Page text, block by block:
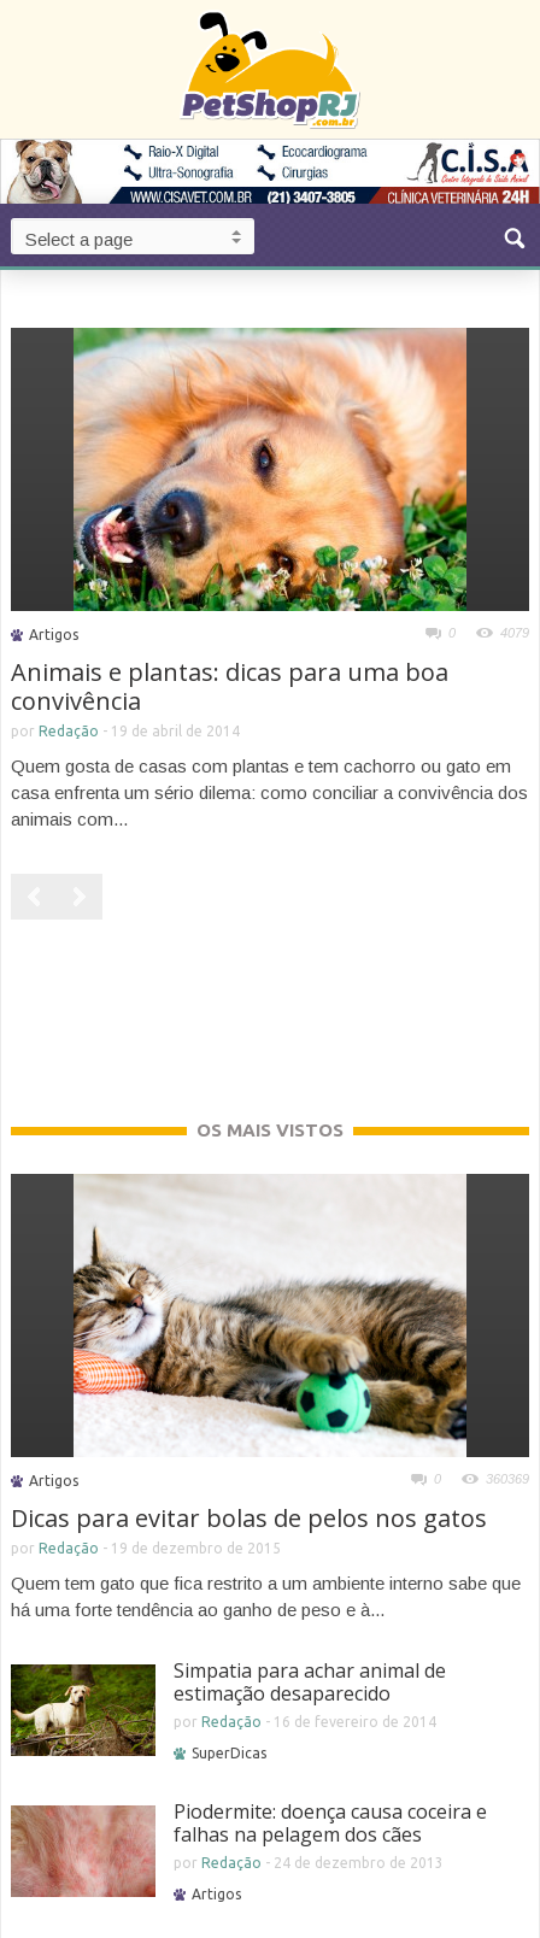
Artigos 0 4079
Animais e plantas: dicas para uma boa
convivência
por Redação - 19 de abril de 2014
Quem gosta de casas com plantas e tem cachorro ou gato em
casa enfrenta um sério dilema: como conciliar a convivência dos
animais com...
OS MAIS VISTOS
Artigos 0 360369
Dicas para evitar bolas de pelos nos gatos
por Redação - 19 de dezembro de 2015
Quem tem gato que fica restrito a um ambiente interno sabe que
há uma forte tendência ao ganho de peso e à...
Simpatia para achar animal de
estimação desaparecido
por Redação - 16 de fevereiro de 2014
SuperDicas
Piodermite: doença causa coceira e
falhas na pelagem dos cães
por Redação - 24 de dezembro de 2013
Artigos